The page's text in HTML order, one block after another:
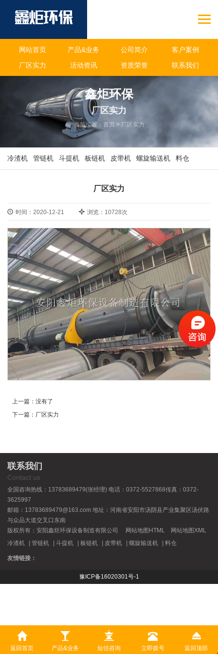
网站首页 产品&业务 公司简介
客户案例
厂区实力
活动资讯 资质荣誉 联系我们
鑫炬环保
厂区实力
当前位置： 首页> 厂区实力
冷渣机 管链机 斗提机 板链机 皮带机 螺旋输送机 料仓
厂区实力
时间：2020-12-21 浏览：10728次
上一篇： 没有了
下一篇： 厂区实力
联系我们
Contact us
全国咨询热线：13783689479(张经理) 电话：0372-5527868传真：0372-
3625997
邮箱：13783689479@163.com 地址：河南省安阳市汤阴县产业集聚区汤伏路
与众品大道交叉口东南
版权所有：安阳鑫炬环保设备制造有限公司
网站地图HTML
网站地图XML
冷渣机
| 管链机 | 斗提机 | 板链机 | 皮带机 | 螺旋输送机 | 料仓
友情链接：
豫ICP备16020301号-1
返回首页 产品&业务 短信咨询 立即拨号 返回顶部
豫公网安备 41052302000328号
免责声明